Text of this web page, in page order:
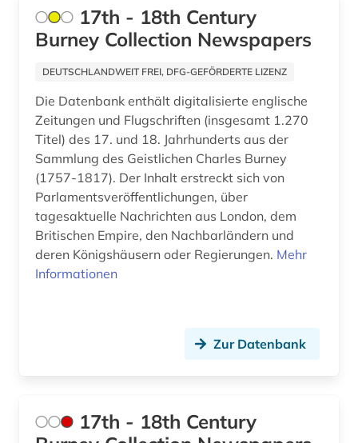
bilanz (1)
bildbearbeitung (2)
bilddatenbank (7)
bildnis (1)
bildung (6)
biographie (10)
USA (41)
Ukraine (2)
Ungarn (1)
17th - 18th Century
Burney Collection Newspapers
DEUTSCHLANDWEIT FREI, DFG-GEFÖRDERTE LIZENZ
Die Datenbank enthält digitalisierte englische
Zeitungen und Flugschriften (insgesamt 1.270
Titel) des 17. und 18. Jahrhunderts aus der
Sammlung des Geistlichen Charles Burney
(1757-1817). Der Inhalt erstreckt sich von
Parlamentsveröffentlichungen, über
tagesaktuelle Nachrichten aus London, dem
Britischen Empire, den Nachbarländern und
deren Königshäusern oder Regierungen. Mehr
Informationen
Zur Datenbank
17th - 18th Century